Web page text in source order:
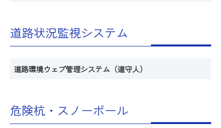
道路状況監視システム
道路環境ウェブ管理システム（道守人）
危険杭・スノーポール